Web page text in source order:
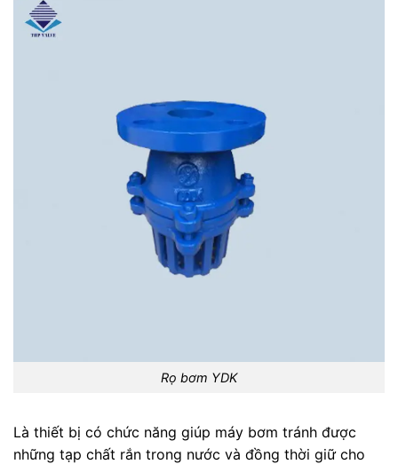
Rọ bơm YDK
Là thiết bị có chức năng giúp máy bơm tránh được
những tạp chất rắn trong nước và đồng thời giữ cho